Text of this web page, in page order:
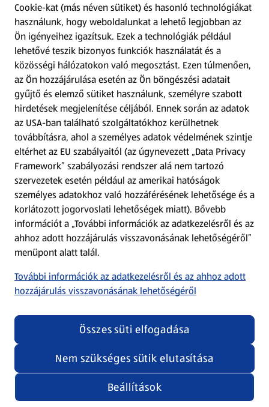
Kérdőív
Fizetési lehetőségek
ALDI utalványok
Árcsökkentés
Adattörlő alkalmazás
Szervizpont
(új oldalon nyílik meg)
Fedezz fel minket az interneten!
Töltsd le az ALDI Magyarország applikációt!
Adatvédelem és szabályzat
Cookie beállítások módosítása
Felhasználási feltételek
Adatvédelem / Impresszum
Security policy
(új oldalon nyílik meg)
Cookie-kat (más néven sütiket) és hasonló technológiákat
használunk, hogy weboldalunkat a lehető legjobban az
Ön igényeihez igazítsuk. Ezek a technológiák például
lehetővé teszik bizonyos funkciók használatát és a
közösségi hálózatokon való megosztást. Ezen túlmenően,
az Ön hozzájárulása esetén az Ön böngészési adatait
gyűjtő és elemző sütiket használunk, személyre szabott
hirdetések megjelenítése céljából. Ennek során az adatok
az USA-ban található szolgáltatókhoz kerülhetnek
továbbításra, ahol a személyes adatok védelmének szintje
eltérhet az EU szabályaitól (az úgynevezett „Data Privacy
Framework” szabályozási rendszer alá nem tartozó
szervezetek esetén például az amerikai hatóságok
személyes adatokhoz való hozzáférésének lehetősége és a
korlátozott jogorvoslati lehetőségek miatt). Bővebb
információt a „További információk az adatkezelésről és az
ahhoz adott hozzájárulás visszavonásának lehetőségéről”
menüpont alatt talál.
További információk az adatkezelésről és az ahhoz adott
hozzájárulás visszavonásának lehetőségéről
Beállítások
Nem szükséges sütik elutasítása
Összes süti elfogadása